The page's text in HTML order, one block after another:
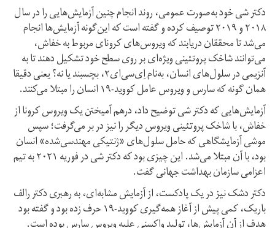
دکتر شی خود به‌صورت عمومی، روند انجام چنین آزمایش‌‌هایی را در سال
۲۰۱۸ و ۲۰۱۹ توصیف کرده و گفته است که این‌گونه آزمایش‌ها انجام
می‌شد تا محققان دریابند که ویروس‌های کرونای مربوط به خفاش،
می‌توانند شاخک پروتئینی ویژه‌ای بر روی سطح خود تشکیل دهند تا به
آنزیمی در سلول‌های انسان، به‌نام اِی‌سی‌ای۲، بچسبند یا نه؟ یعنی دقیقا
همان گونه که سارس و ویروس عامل کووید-۱۹ انسان را مبتلا می‌کنند.
آزمایش‌هایی که دکتر شی توضیح داد، درهم آمیختن یک ویروس کرونا از
خفاش، با شاخک پروتئینی ویروس دیگر را نیز در بر می‌گرفت؛ سپس
موشی آزمایشگاهی که حامل سلول‌های «ژنتیکی مهندسی‌شده» انسان
بود، با آن مبتلا می‌شد. این چیزی بود که دکتر شی در فوریه ۲۰۲۱ به تیم
اعزامی سازمان بهداشت جهانی گفت.
دکتر دشک نیز در یک پادکست، از آزمایش مشابه‌ای، به‌ رهبری دکتر رالف
باریک، کمی پیش از آغاز همه‌گیری کووید-۱۹ حرف زده بود و گفته بود